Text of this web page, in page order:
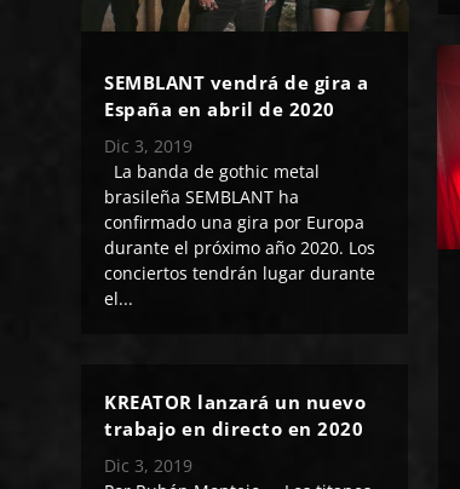
SEMBLANT vendrá de gira a
España en abril de 2020
Dic 3, 2019
La banda de gothic metal
brasileña SEMBLANT ha
confirmado una gira por Europa
durante el próximo año 2020. Los
conciertos tendrán lugar durante
el...
KREATOR lanzará un nuevo
trabajo en directo en 2020
Dic 3, 2019